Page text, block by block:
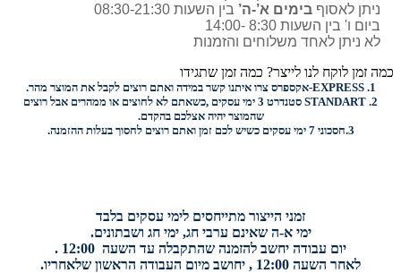
ניתן לאסוף בימים א’-ה’ בין השעות 08:30-21:30
ביום ו' בין השעות 8:30 -14:00
לא ניתן לאחד משלוחים והזמנות
כמה זמן לוקח לנו לייצר? כמה זמן שתגידו
1.
EXPRESS- אקספרס צרו איתנו קשר במידה ואתם רוצים לקבל את המוצר מהר.
2.
STANDART
סטנדרט 3 ימי עסקים ,כשאתם לא לחוצים או ממהרים אבל רוצים
שהמוצר יהיה אצלכם בהקדם.
3. חסכוני7 ימי עסקים כשיש לכם זמן ואתם רוצים לחסוך בעלות ההזמנה.
זמני הייצור מתייחסים לימי עסקים בלבד
ימי א-ה שאינם ערבי חג, ימי חג ושבתונים.
יום עבודה יחשב להזמנה שהתקבלה עד השעה 12:00 .
לאחר השעה 12:00 , יחושב מיום העבודה הראשון שלאחריו.